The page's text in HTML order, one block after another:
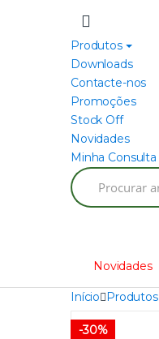
Produtos
Downloads
Contacte-nos
Promoções
Stock Off
Novidades
Minha Consulta
Search
for:
Novidades
Início Produtos
-30%